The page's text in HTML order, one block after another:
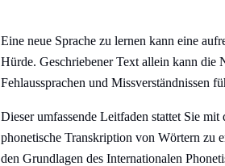
Eine neue Sprache zu lernen kann eine
Hürde. Geschriebener Text allein kann die
Fehlaussprachen und Missverständnissen
Dieser umfassende Leitfaden stattet Sie
phonetische Transkription von Wörtern zu
den Grundlagen des Internationalen